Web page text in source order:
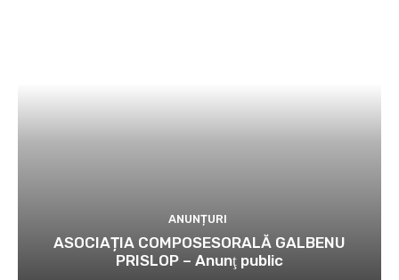
ANUNȚURI
ASOCIAȚIA COMPOSESORALĂ GALBENU
PRISLOP – Anunţ public